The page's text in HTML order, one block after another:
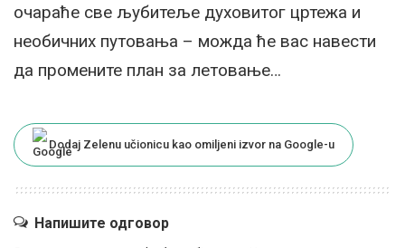
очараће све љубитеље духовитог цртежа и
необичних путовања – можда ће вас навести
да промените план за летовање…
Dodaj Zelenu učionicu kao omiljeni izvor na Google-u
Напишите одговор